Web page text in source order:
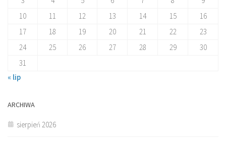
10
11 12 13 14 15
16
17
18 19 20 21 22
23
24
25 26 27 28 29
30
31
« lip
ARCHIWA
sierpień 2026